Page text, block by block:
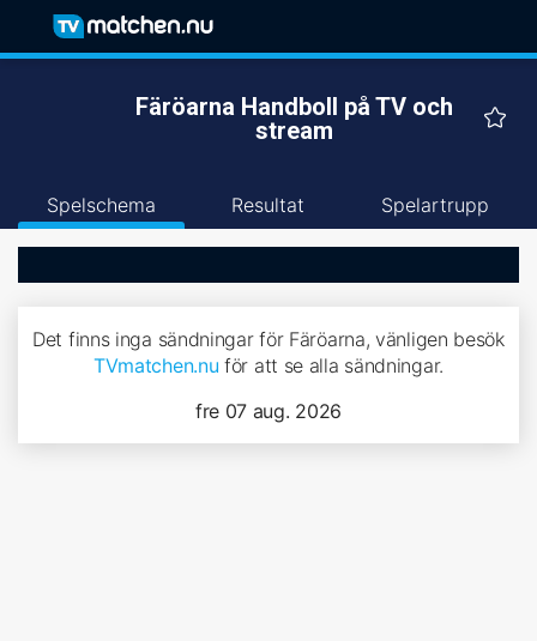
Färöarna Handboll på TV och
stream
Spelschema Resultat Spelartrupp
Det finns inga sändningar för Färöarna, vänligen besök
TVmatchen.nu för att se alla sändningar.
fre 07 aug. 2026